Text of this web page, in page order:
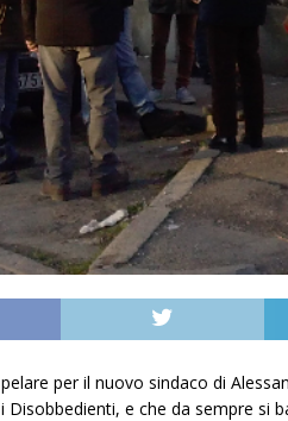
per il nuovo sindaco di
e che da sempre si